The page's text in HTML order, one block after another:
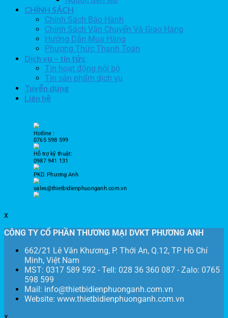
CHÍNH SÁCH
Chính Sách Bảo Hành
Chính Sách Vận Chuyển Và Giao Hàng
Hướng Dẫn Mua Hàng
Phương Thức Thanh Toán
Dịch vụ – tin tức
Tin hoạt động nội bộ
Tin sản phẩm dịch vụ
Tuyển dụng
Liên hệ
Hotline :
0765 598 599
Hỗ trợ kỹ thuật:
0987 941 131
PKD. Phương Anh
sales@thietbidienphuonganh.com.vn
x
CÔNG TY CỔ PHẦN THƯƠNG MẠI DVKT PHƯƠNG ANH
662/21 Lê Văn Khương, P. Thới An, Q.12, TP Hồ Chí
Minh, Việt Nam
MST: 0317 589 592 - Tell: 028 36 360 087 - Zalo: 0765
598 599
Mail: info@thietbidienphuonganh.com.vn
Website: www.thietbidienphuonganh.com.vn